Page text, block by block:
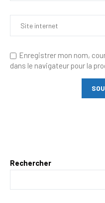
Enregistrer mon nom,
dans le navigateur pour la
Rechercher